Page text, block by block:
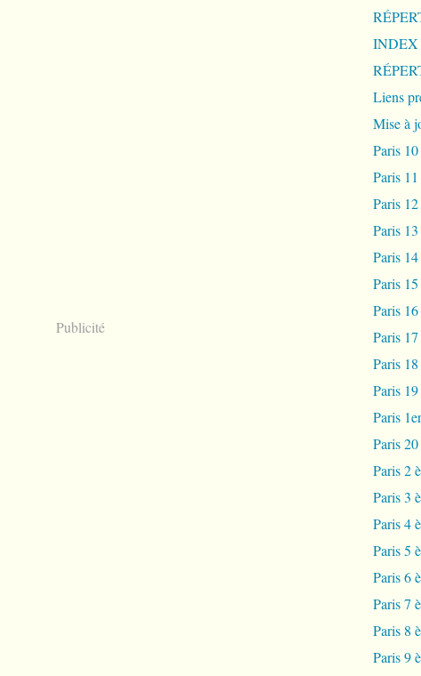
Publicité
INDEX
Liens
Mise à
Paris
Paris
Paris
Paris
Paris
Paris
Paris
Paris
Paris
Paris
Paris
Paris
Paris 2
Paris 3
Paris 4
Paris 5
Paris 6
Paris 7
Paris 8
Paris 9